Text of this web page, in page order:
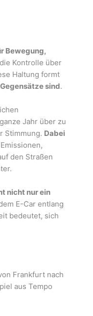
Bewegung,
Kontrolle über
Haltung formt
sind.
Jahr über zu
Stimmung. Dabei
den Straßen
nicht nur ein
E-Car entlang
bedeutet, sich
Frankfurt nach
aus Tempo